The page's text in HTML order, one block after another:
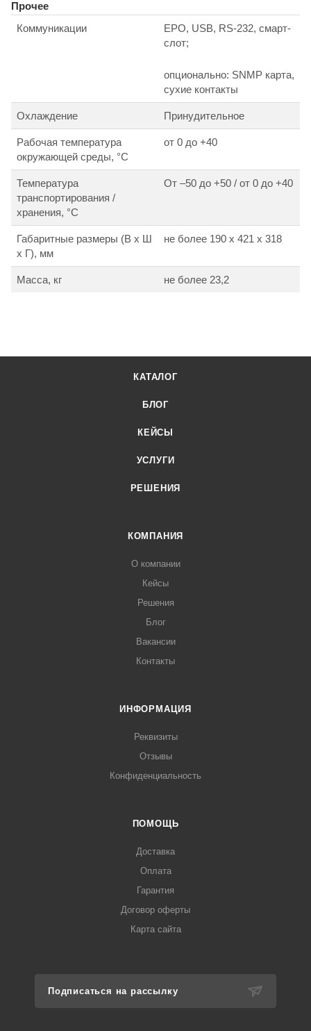
Прочее
Коммуникации
EPO, USB, RS-232, смарт-
слот;
опционально: SNMP карта,
сухие контакты
Охлаждение Принудительное
Рабочая температура
окружающей среды, °С
от 0 до +40
Температура
транспортирования /
хранения, °С
От –50 до +50 / от 0 до +40
Габаритные размеры (В х Ш
х Г), мм
не более 190 х 421 х 318
Масса, кг не более 23,2
КАТАЛОГ
БЛОГ
КЕЙСЫ
УСЛУГИ
РЕШЕНИЯ
КОМПАНИЯ
О компании
Кейсы
Решения
Блог
Вакансии
Контакты
ИНФОРМАЦИЯ
Реквизиты
Отзывы
Конфиденциальность
ПОМОЩЬ
Доставка
Оплата
Гарантия
Договор оферты
Карта сайта
Подписаться на рассылку